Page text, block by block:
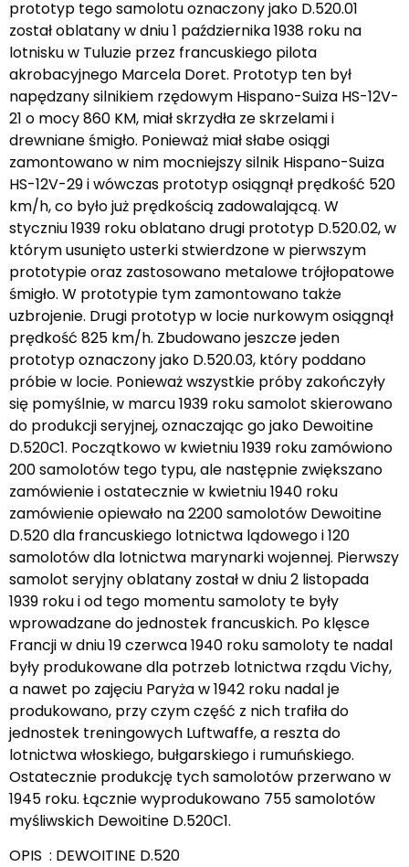
prototyp tego samolotu oznaczony jako D.520.01
został oblatany w dniu 1 października 1938 roku na
lotnisku w Tuluzie przez francuskiego pilota
akrobacyjnego Marcela Doret. Prototyp ten był
napędzany silnikiem rzędowym Hispano-Suiza HS-12V-
21 o mocy 860 KM, miał skrzydła ze skrzelami i
drewniane śmigło. Ponieważ miał słabe osiągi
zamontowano w nim mocniejszy silnik Hispano-Suiza
HS-12V-29 i wówczas prototyp osiągnął prędkość 520
km/h, co było już prędkością zadowalającą. W
styczniu 1939 roku oblatano drugi prototyp D.520.02, w
którym usunięto usterki stwierdzone w pierwszym
prototypie oraz zastosowano metalowe trójłopatowe
śmigło. W prototypie tym zamontowano także
uzbrojenie. Drugi prototyp w locie nurkowym osiągnął
prędkość 825 km/h. Zbudowano jeszcze jeden
prototyp oznaczony jako D.520.03, który poddano
próbie w locie. Ponieważ wszystkie próby zakończyły
się pomyślnie, w marcu 1939 roku samolot skierowano
do produkcji seryjnej, oznaczając go jako Dewoitine
D.520C1. Początkowo w kwietniu 1939 roku zamówiono
200 samolotów tego typu, ale następnie zwiększano
zamówienie i ostatecznie w kwietniu 1940 roku
zamówienie opiewało na 2200 samolotów Dewoitine
D.520 dla francuskiego lotnictwa lądowego i 120
samolotów dla lotnictwa marynarki wojennej. Pierwszy
samolot seryjny oblatany został w dniu 2 listopada
1939 roku i od tego momentu samoloty te były
wprowadzane do jednostek francuskich. Po klęsce
Francji w dniu 19 czerwca 1940 roku samoloty te nadal
były produkowane dla potrzeb lotnictwa rządu Vichy,
a nawet po zajęciu Paryża w 1942 roku nadal je
produkowano, przy czym część z nich trafiła do
jednostek treningowych Luftwaffe, a reszta do
lotnictwa włoskiego, bułgarskiego i rumuńskiego.
Ostatecznie produkcję tych samolotów przerwano w
1945 roku. Łącznie wyprodukowano 755 samolotów
myśliwskich Dewoitine D.520C1.
OPIS : DEWOITINE D.520